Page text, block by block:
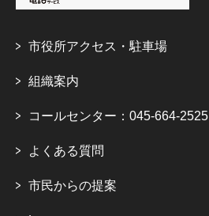
市役所アクセス・駐車場
組織案内
コールセンター：045-664-2525
よくある質問
市民からの提案